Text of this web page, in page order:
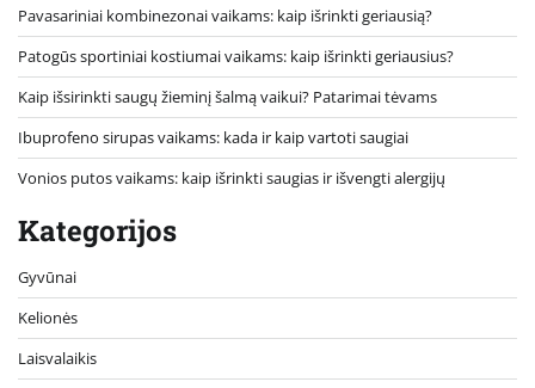
Pavasariniai kombinezonai vaikams: kaip išrinkti geriausią?
Patogūs sportiniai kostiumai vaikams: kaip išrinkti geriausius?
Kaip išsirinkti saugų žieminį šalmą vaikui? Patarimai tėvams
Ibuprofeno sirupas vaikams: kada ir kaip vartoti saugiai
Vonios putos vaikams: kaip išrinkti saugias ir išvengti alergijų
Kategorijos
Gyvūnai
Kelionės
Laisvalaikis